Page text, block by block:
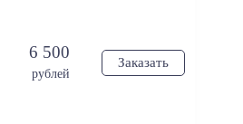
6 500
рублей
Заказать